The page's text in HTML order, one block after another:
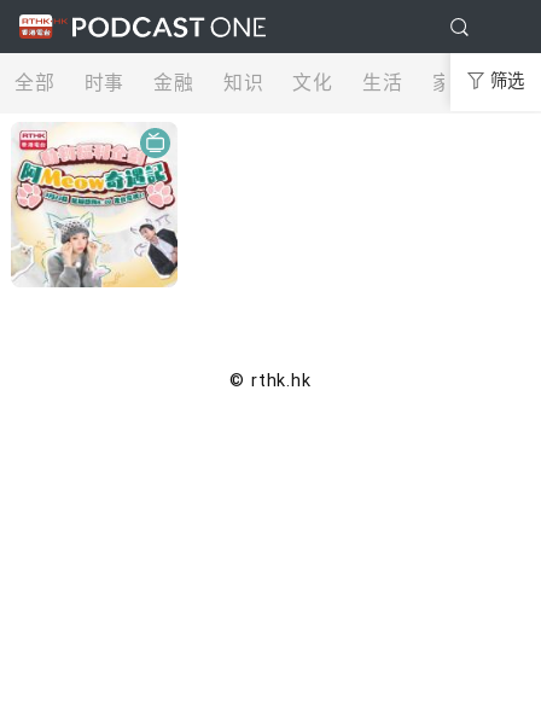
全部 时事 金融 知识 文化 生活 家庭 娱乐
筛选
© rthk.hk